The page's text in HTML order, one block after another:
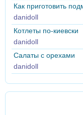
Как приготовить
danidoll
Котлеты по-киевски
danidoll
Салаты с орехами
danidoll